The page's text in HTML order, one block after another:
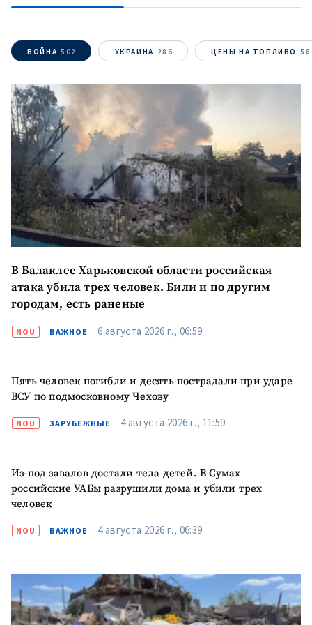
ВОЙНА 502 УКРАИНА 286 ЦЕНЫ НА ТОПЛИВО 58
В Балаклее Харьковской области российская
атака убила трех человек. Били и по другим
городам, есть раненые
NOU ВАЖНОЕ 6 августа 2026 г., 06:59
Пять человек погибли и десять пострадали при ударе
ВСУ по подмосковному Чехову
NOU ЗАРУБЕЖНЫЕ 4 августа 2026 г., 11:59
Из-под завалов достали тела детей. В Сумах
российские УАБы разрушили дома и убили трех
человек
NOU ВАЖНОЕ 4 августа 2026 г., 06:39